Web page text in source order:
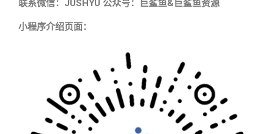
联系微信：JUSHYU 公众号：巨鲨鱼&巨鲨鱼资源
小程序介绍页面：